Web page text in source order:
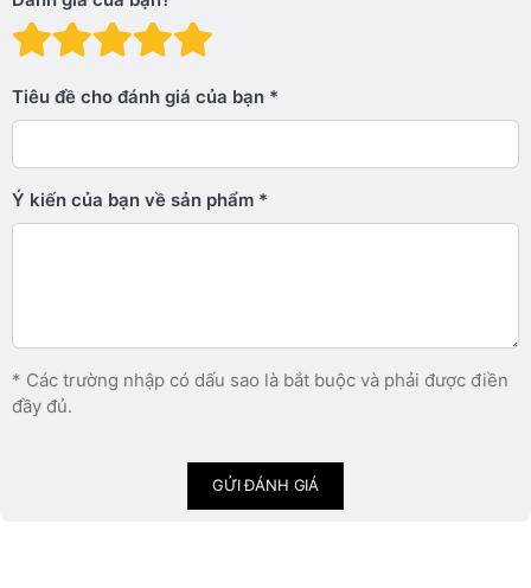
Đánh giá: 4 trên 5
Đánh giá: 3 trên 5 sao.
Đánh giá: 2 trên 5 sao.
Đánh giá: 1 trên 5 sao. Xấu
Tiêu đề cho đánh giá của bạn
Ý kiến ​​của bạn về sản phẩm
* Các trường nhập có dấu sao là bắt buộc và phải được điền
đầy đủ.
GỬI ĐÁNH GIÁ